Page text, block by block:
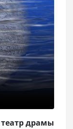
театр драмы